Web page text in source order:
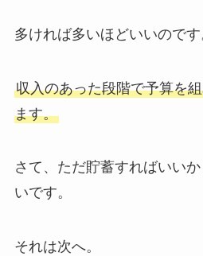
多ければ多いほどいいのです
収入のあった段階で予算を
ます。
さて、ただ貯蓄すればいい
いです。
それは次へ。